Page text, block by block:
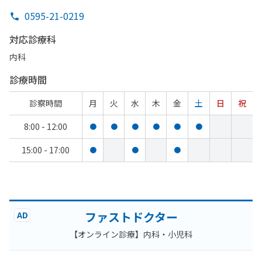
0595-21-0219
対応診療科
内科
診療時間
診察時間 月 火 水 木 金 土 日
祝
8:00 - 12:00
● ● ● ● ● ●
15:00 - 17:00 ● ● ●
AD ファストドクター
【オンライン診療】内科・小児科